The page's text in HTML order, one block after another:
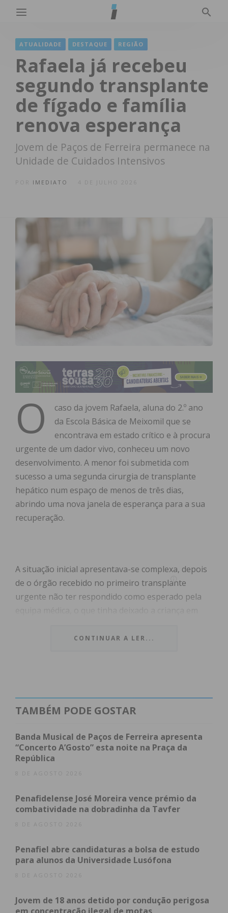
ATUALIDADE DESTAQUE REGIÃO
Rafaela já recebeu
segundo transplante
de fígado e família
renova esperança
Jovem de Paços de Ferreira permanece na
Unidade de Cuidados Intensivos
IMEDIATO 4 DE JULHO 2026
O
caso da jovem Rafaela, aluna do 2.º ano
da Escola Básica de Meixomil que se
encontrava em estado crítico e à procura
urgente de um dador vivo, conheceu um novo
desenvolvimento. A menor foi submetida com
sucesso a uma segunda cirurgia de transplante
hepático num espaço de menos de três dias,
abrindo uma nova janela de esperança para a sua
recuperação.
A situação inicial apresentava-se complexa, depois
de o órgão recebido no primeiro transplante
urgente não ter respondido como esperado pela
motivado um apelo por um dador compatível.
realização da nova cirurgia e deixando um
desfecho possível.
“Nestes últimos dias o nosso
baixo. Antes de mais
apoio que recebemos (…),
acompanham que são
CONTINUAR A LER...
TAMBÉM PODE GOSTAR
Banda Musical de Paços de Ferreira apresenta
“Concerto A’Gosto” esta noite na Praça da
República
8 DE AGOSTO 2026
Penafidelense José Moreira vence prémio da
combatividade na dobradinha da Tavfer
8 DE AGOSTO 2026
Penafiel abre candidaturas a bolsa de estudo
para alunos da Universidade Lusófona
8 DE AGOSTO 2026
Jovem de 18 anos detido por condução perigosa